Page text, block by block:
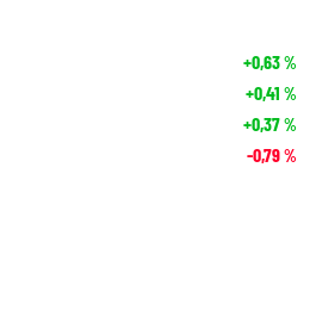
+0,63%
+0,41 %
+0,37%
-0,79%